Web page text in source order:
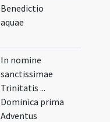
Benedictio
aquae
In nomine
sanctissimae
Trinitatis ...
Dominica prima
Adventus